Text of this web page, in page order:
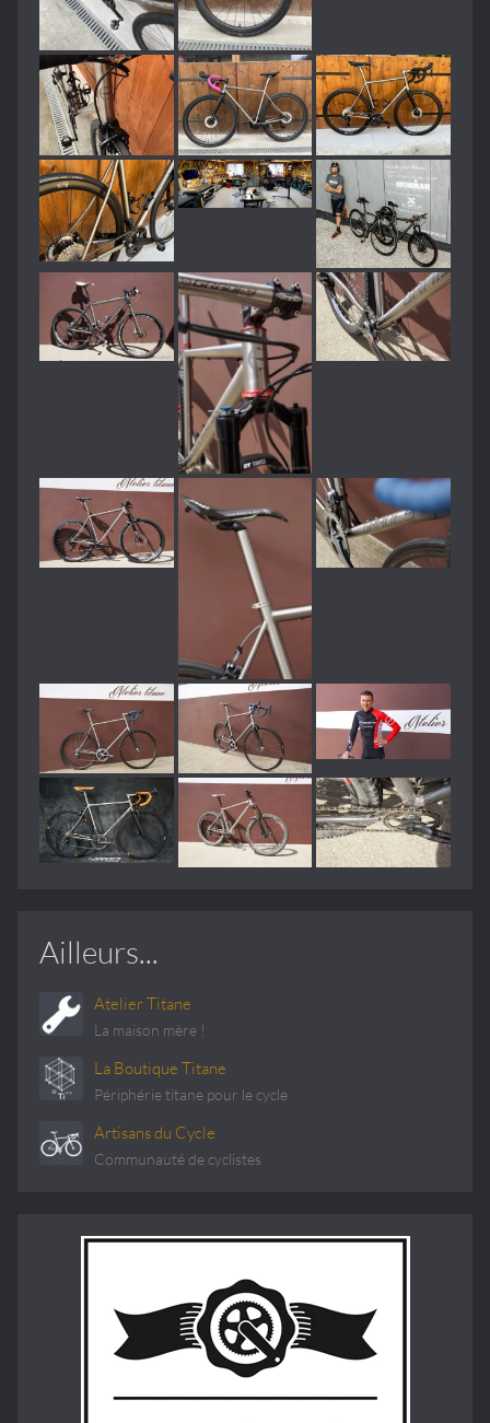
Ailleurs...
Atelier Titane
La maison mère !
La Boutique Titane
Périphérie titane pour le cycle
Artisans du Cycle
Communauté de cyclistes